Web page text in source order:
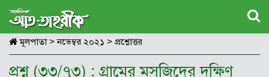
মূলপাতা> নভেম্বর ২০২১ > প্রশ্নোত্তর
প্রশ্ন (৩৩/৭৩) : গ্রামের মসজিদের দক্ষিণ